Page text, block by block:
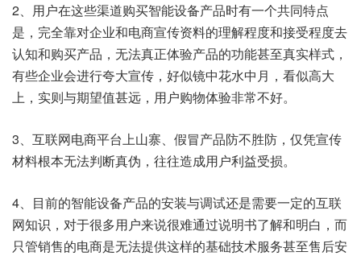
2、用户在这些渠道购买智能设备产品时有一个共同特点
是，完全靠对企业和电商宣传资料的理解程度和接受程度去
认知和购买产品，无法真正体验产品的功能甚至真实样式，
有些企业会进行夸大宣传，好似镜中花水中月，看似高大
上，实则与期望值甚远，用户购物体验非常不好。
3、互联网电商平台上山寨、假冒产品防不胜防，仅凭宣传
材料根本无法判断真伪，往往造成用户利益受损。
4、目前的智能设备产品的安装与调试还是需要一定的互联
网知识，对于很多用户来说很难通过说明书了解和明白，而
只管销售的电商是无法提供这样的基础技术服务甚至售后安